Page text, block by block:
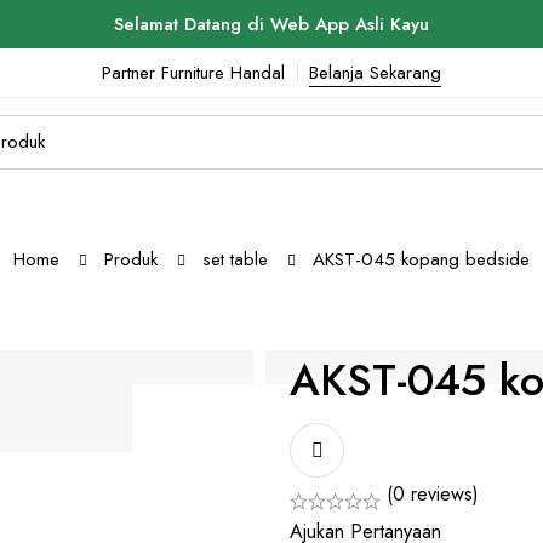
Selamat Datang di Web App Asli Kayu
Partner Furniture Handal
Belanja Sekarang
Home Produk set table AKST-045 kopang bedside
AKST-045
(0 reviews)
Ajukan Pertanyaan